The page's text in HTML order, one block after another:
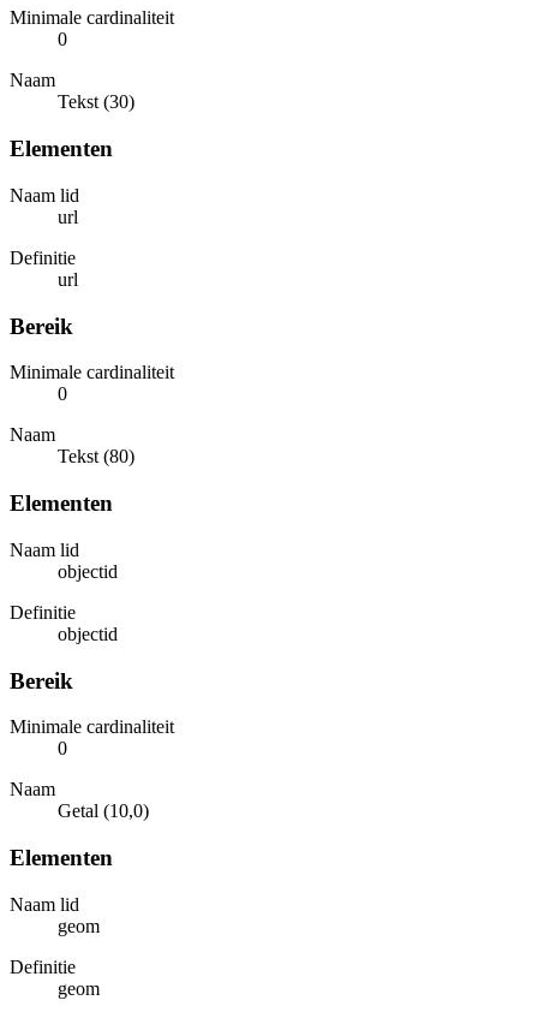
Minimale cardinaliteit
0
Naam
Tekst (30)
Elementen
Naam lid
url
Definitie
url
Bereik
Minimale cardinaliteit
0
Naam
Tekst (80)
Elementen
Naam lid
objectid
Definitie
objectid
Bereik
Minimale cardinaliteit
0
Naam
Getal (10,0)
Elementen
Naam lid
geom
Definitie
geom